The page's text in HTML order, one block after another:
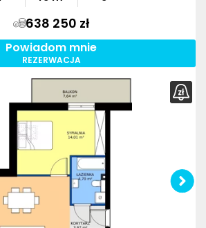
638 250 zł
Powiadom mnie
REZERWACJA